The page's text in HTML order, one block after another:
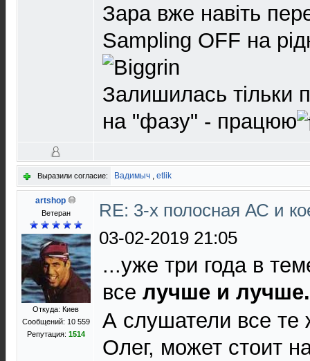
Зара вже навіть
Sampling OFF на
Залишилась тільки
на "фазу" - працюю
Выразили согласие: Вадимыч , etlik
artshop
Ветеран
Откуда: Киев
Сообщений: 10 559
Репутация: 1514
RE: 3-х полосная АС и
03-02-2019 21:05
...уже три года в
все лучше и
А слушатели все те
Олег, может стоит